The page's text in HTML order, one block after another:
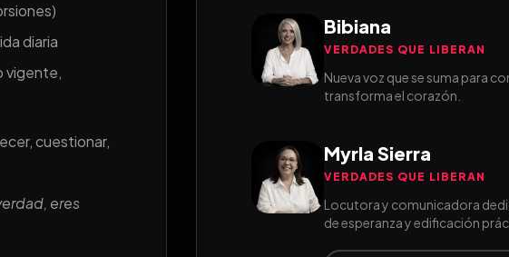
diaria
vigente,
cuestionar,
eres
Bibiana
VERDADES QUE LIBERAN
Nueva voz que se suma para
transforma el corazón.
Myrla Sierra
VERDADES QUE LIBERAN
Locutora y comunicadora
de esperanza y edificación